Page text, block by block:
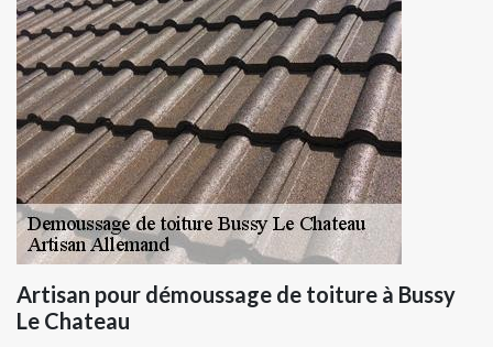
Artisan pour démoussage de toiture à Bussy
Le Chateau